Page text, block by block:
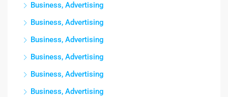
Business, Advertising
Business, Advertising
Business, Advertising
Business, Advertising
Business, Advertising
Business, Advertising